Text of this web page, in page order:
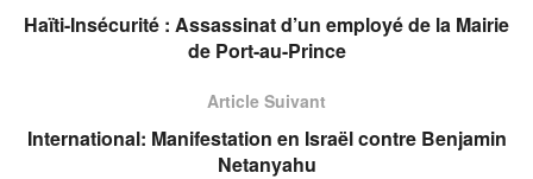
Haïti-Insécurité : Assassinat d’un employé de la Mairie
de Port-au-Prince
Article Suivant
International: Manifestation en Israël contre Benjamin
Netanyahu